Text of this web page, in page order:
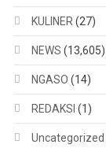
KULINER(27)
NEWS (13,605)
NGASO (14)
REDAKSI (1)
Uncategorized